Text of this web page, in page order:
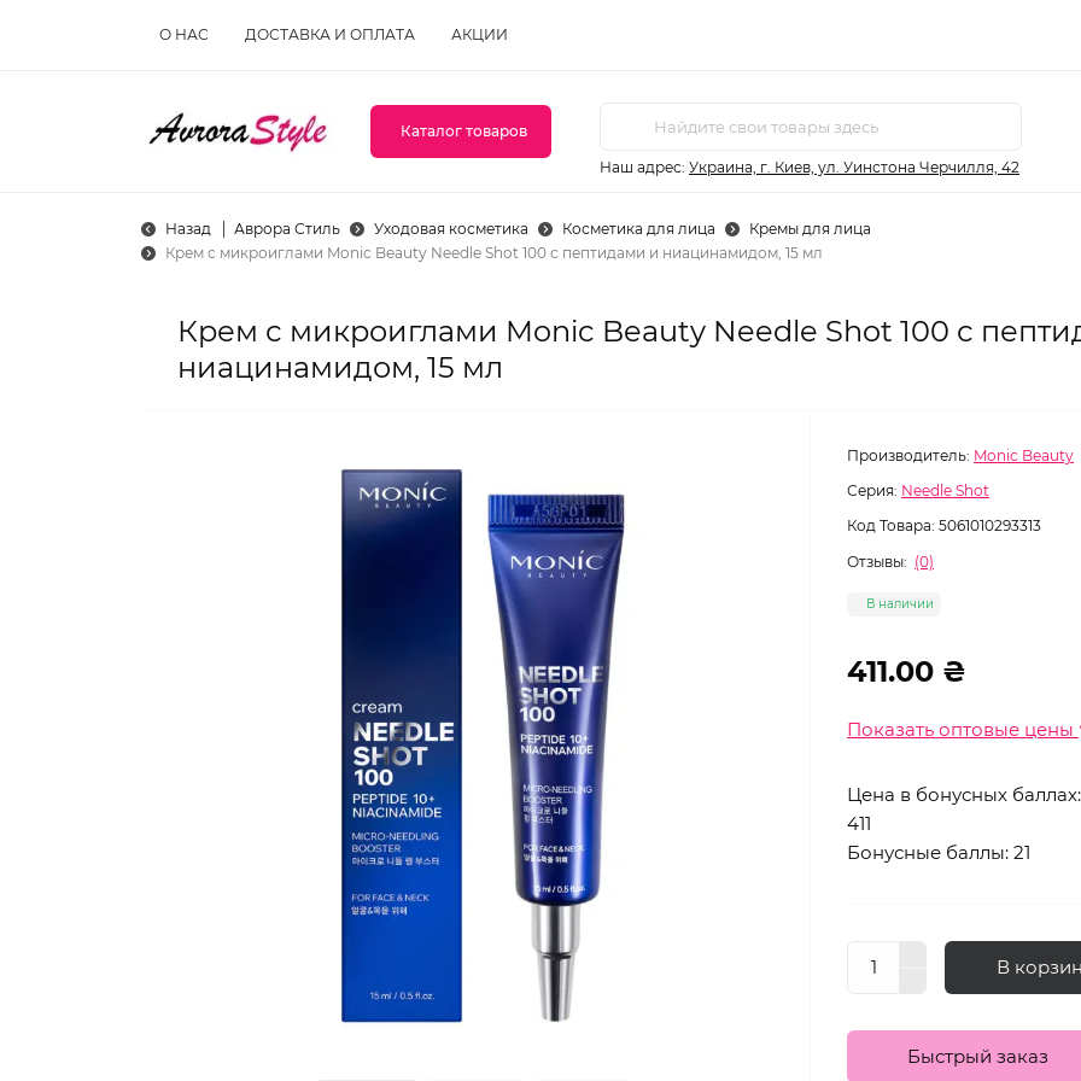
О НАС ДОСТАВКА И ОПЛАТА АКЦИИ
Каталог товаров
Наш адрес: Украина, г. Киев, ул. Уинстона Черчилля, 42
Назад Аврора Стиль Уходовая косметика Косметика для лица
Кремы для лица
Крем с микроиглами Monic Beauty Needle Shot 100 с пептидами и ниацинамидом, 15 мл
Крем с микроиглами Monic Beauty Needle Shot 100 с
ниацинамидом, 15 мл
Производитель: Monic Beauty
Серия: Needle Shot
Код Товара: 5061010293313
Отзывы: (0)
В наличии
411.00 ₴
Показать оптовые цены
Цена в бонусных баллах:
411
Бонусные баллы: 21
В
Быстрый заказ